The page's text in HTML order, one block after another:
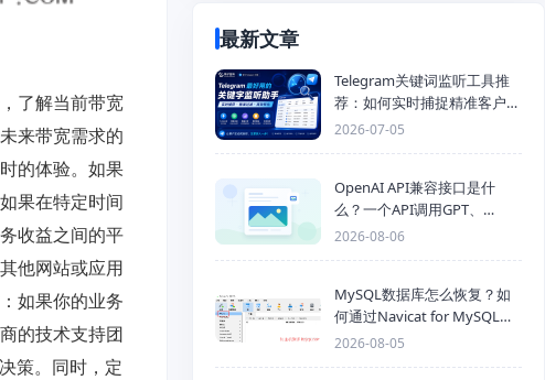
了解当前带宽
来带宽需求的
的体验。如果
果在特定时间
收益之间的平
他网站或应用
如果你的业务
的技术支持团
策。同时，定
最新文章
Telegram关键词监听工具推
荐：如何实时捕捉精准客户，
提高获客效率？
2026-07-05
OpenAI API兼容接口是什
么？一个API调用GPT、
Claude、Gemini、DeepSeek
2026-08-06
MySQL数据库怎么恢复？如
何通过Navicat for MySQL导
入SQL备份文件
2026-08-05